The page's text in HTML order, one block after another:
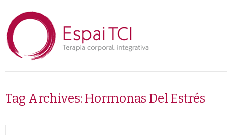
Tag Archives: Hormonas Del Estrés